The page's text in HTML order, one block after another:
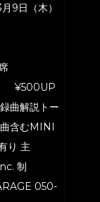
9日（木）
】 ¥500UP
曲解説トー
含むMINI
り 主
制
050-